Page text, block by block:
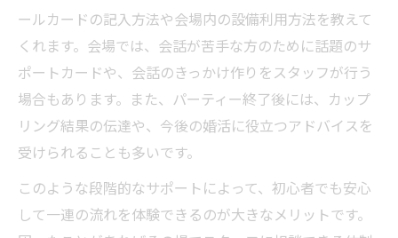
サポート
サポートを活用した婚活パーティーの会話
術
婚活パーティーで差がつく行動ポイントまとめ
婚活パーティーで差がつくサポート活用法
まとめ
婚活パーティー成功のための行動ポイント
婚活パーティーで注目される振る舞いとサ
ールカードの記入方法や会場内の設備利用方法を教えて
くれます。会場では、会話が苦手な方のために話題のサ
ポートカードや、会話のきっかけ作りをスタッフが行う
場合もあります。また、パーティー終了後には、カップ
リング結果の伝達や、今後の婚活に役立つアドバイスを
受けられることも多いです。
このような段階的なサポートによって、初心者でも安心
して一連の流れを体験できるのが大きなメリットです。